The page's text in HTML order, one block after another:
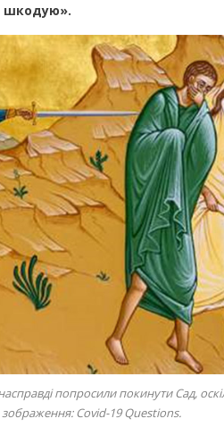
шкодую».
попросили покинути Сад,
Covid-19 Questions.